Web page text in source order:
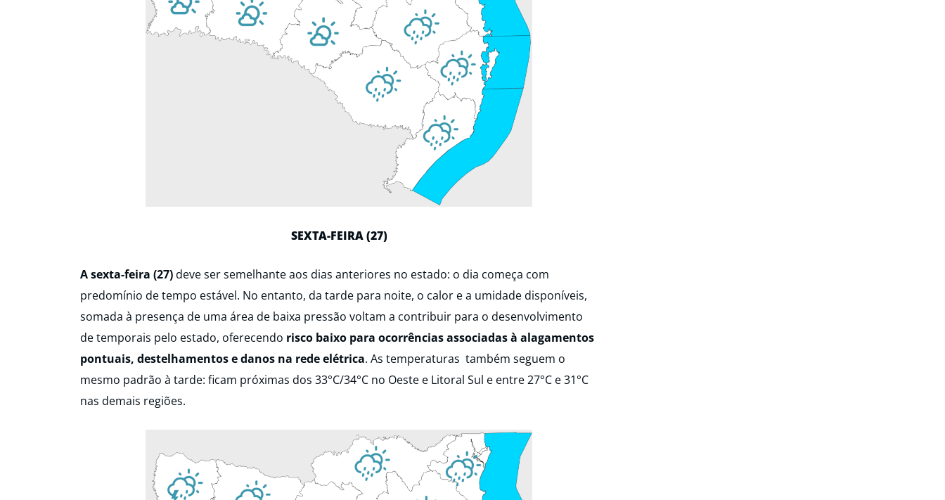
SEXTA-FEIRA (27)
A sexta-feira (27)deve ser semelhante aos dias anteriores no estado: o dia começa com
predomínio de tempo estável. No entanto, da tarde para noite, o calor e a umidade disponíveis,
somada à presença de uma área de baixa pressão voltam a contribuir para o desenvolvimento
de temporais pelo estado, oferecendo risco baixo para ocorrências associadas à alagamentos
pontuais, destelhamentos e danos na rede elétrica. As temperaturas também seguem o
mesmo padrão à tarde: ficam próximas dos 33°C/34°C no Oeste e Litoral Sul e entre 27°C e 31°C
nas demais regiões.